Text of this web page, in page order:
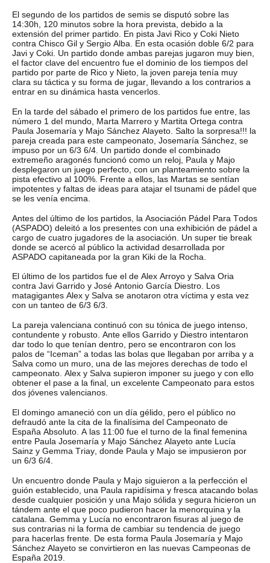
El segundo de los partidos de semis se disputó sobre las
14:30h, 120 minutos sobre la hora prevista, debido a la
extensión del primer partido. En pista Javi Rico y Coki Nieto
contra Chisco Gil y Sergio Alba. En esta ocasión doble 6/2 para
Javi y Coki. Un partido donde ambas parejas jugaron muy bien,
el factor clave del encuentro fue el dominio de los tiempos del
partido por parte de Rico y Nieto, la joven pareja tenía muy
clara su táctica y su forma de jugar, llevando a los contrarios a
entrar en su dinámica hasta vencerlos.
En la tarde del sábado el primero de los partidos fue entre, las
número 1 del mundo, Marta Marrero y Martita Ortega contra
Paula Josemaría y Majo Sánchez Alayeto. Salto la sorpresa!!! la
pareja creada para este campeonato, Josemaría Sánchez, se
impuso por un 6/3 6/4. Un partido donde el combinado
extremeño aragonés funcionó como un reloj, Paula y Majo
desplegaron un juego perfecto, con un planteamiento sobre la
pista efectivo al 100%. Frente a ellos, las Martas se sentían
impotentes y faltas de ideas para atajar el tsunami de pádel que
se les venía encima.
Antes del último de los partidos, la Asociación Pádel Para Todos
(ASPADO) deleitó a los presentes con una exhibición de pádel a
cargo de cuatro jugadores de la asociación. Un super tie break
donde se acercó al público la actividad desarrollada por
ASPADO capitaneada por la gran Kiki de la Rocha.
El último de los partidos fue el de Alex Arroyo y Salva Oria
contra Javi Garrido y José Antonio García Diestro. Los
matagigantes Alex y Salva se anotaron otra víctima y esta vez
con un tanteo de 6/3 6/3.
La pareja valenciana continuó con su tónica de juego intenso,
contundente y robusto. Ante ellos Garrido y Diestro intentaron
dar todo lo que tenían dentro, pero se encontraron con los
palos de “Iceman” a todas las bolas que llegaban por arriba y a
Salva como un muro, una de las mejores derechas de todo el
campeonato. Alex y Salva supieron imponer su juego y con ello
obtener el pase a la final, un excelente Campeonato para estos
dos jóvenes valencianos.
El domingo amaneció con un día gélido, pero el público no
defraudó ante la cita de la finalísima del Campeonato de
España Absoluto. A las 11:00 fue el turno de la final femenina
entre Paula Josemaría y Majo Sánchez Alayeto ante Lucía
Sainz y Gemma Triay, donde Paula y Majo se impusieron por
un 6/3 6/4.
Un encuentro donde Paula y Majo siguieron a la perfección el
guión establecido, una Paula rapidísima y fresca atacando bolas
desde cualquier posición y una Majo sólida y segura hicieron un
tándem ante el que poco pudieron hacer la menorquina y la
catalana. Gemma y Lucía no encontraron fisuras al juego de
sus contrarias ni la forma de cambiar su tendencia de juego
para hacerlas frente. De esta forma Paula Josemaría y Majo
Sánchez Alayeto se convirtieron en las nuevas Campeonas de
España 2019.